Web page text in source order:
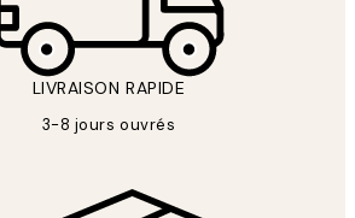
LIVRAISON RAPIDE
3-8 jours ouvrés